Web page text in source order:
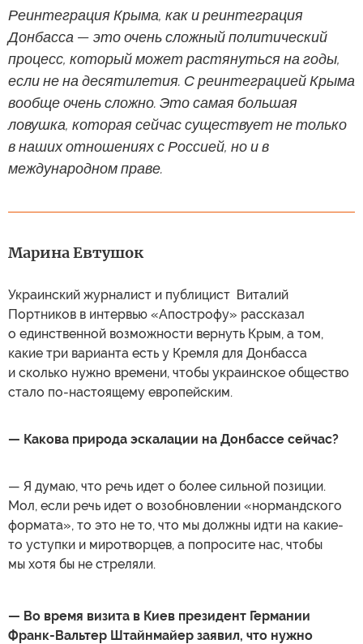
Реинтеграция Крыма, как и реинтеграция
Донбасса — это очень сложный политический
процесс, который может растянуться на годы,
если не на десятилетия. С реинтеграцией Крыма
вообще очень сложно. Это самая большая
ловушка, которая сейчас существует не только
в наших отношениях с Россией, но и в
международном праве.
Марина Евтушок
Украинский журналист и публицист Виталий
Портников в интервью «Апострофу» рассказал
о единственной возможности вернуть Крым, а том,
какие три варианта есть у Кремля для Донбасса
и сколько нужно времени, чтобы украинское общество
стало по-настоящему европейским.
— Какова природа эскалации на Донбассе сейчас?
— Я думаю, что речь идет о более сильной позиции.
Мол, если речь идет о возобновлении «нормандского
формата», то это не то, что мы должны идти на какие-
то уступки и миротворцев, а попросите нас, чтобы
мы хотя бы не стреляли.
— Во время визита в Киев президент Германии
Франк-Вальтер Штайнмайер заявил, что нужно